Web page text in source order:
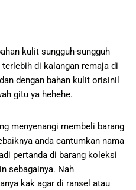
kulit sungguh-sungguh
di kalangan remaja di
dengan bahan kulit orisinil
gitu ya hehehe.
menyenangi membeli barang
anda cantumkan nama
pertanda di barang koleksi
sebagainya. Nah
kak agar di ransel atau